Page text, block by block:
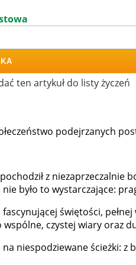
ten artykuł do listy życzeń
podejrzanych
z
było to wystarczające:
świętości,
wspólne, czystej wiary oraz
na niespodziewane ścieżki: z